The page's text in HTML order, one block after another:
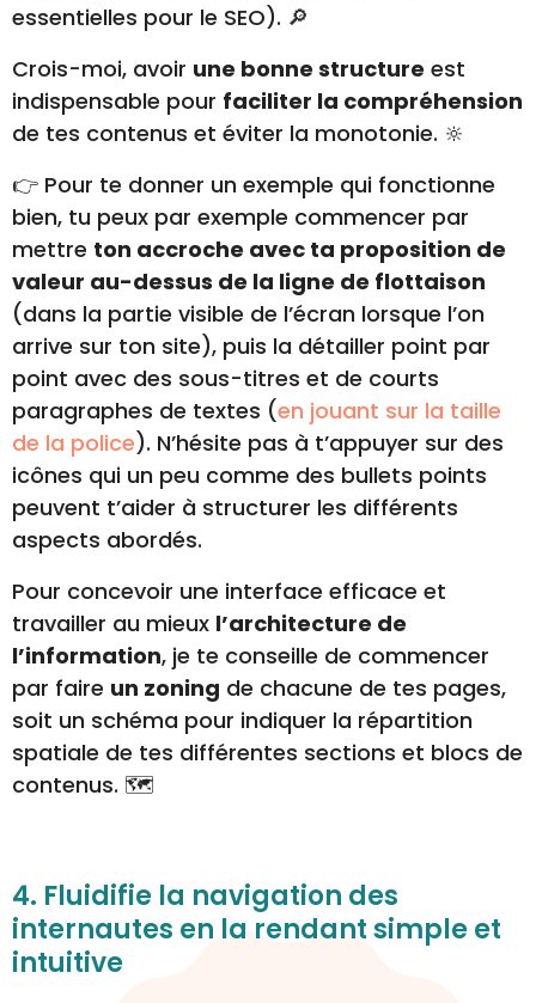
essentielles pour le SEO). 🔎
Crois-moi, avoir une bonne structure est
indispensable pour faciliter la compréhension
de tes contenus et éviter la monotonie. 🔆
👉 Pour te donner un exemple qui fonctionne
bien, tu peux par exemple commencer par
mettre ton accroche avec ta proposition de
valeur au-dessus de la ligne de flottaison
(dans la partie visible de l’écran lorsque l’on
arrive sur ton site), puis la détailler point par
point avec des sous-titres et de courts
paragraphes de textes (en jouant sur la taille
de la police). N’hésite pas à t’appuyer sur des
icônes qui un peu comme des bullets points
peuvent t’aider à structurer les différents
aspects abordés.
Pour concevoir une interface efficace et
travailler au mieux l’architecture de
l’information, je te conseille de commencer
par faire un zoning de chacune de tes pages,
soit un schéma pour indiquer la répartition
spatiale de tes différentes sections et blocs de
contenus. 🗺️
4. Fluidifie la navigation des
internautes en la rendant simple et
intuitive